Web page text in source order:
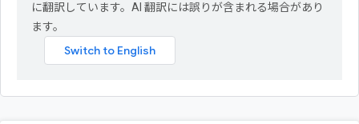
に翻訳しています。AI 翻訳には誤りが含まれる場合があり
ます。